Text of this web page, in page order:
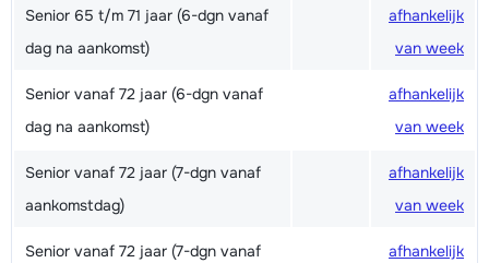
Senior 65 t/m 71 jaar (6-dgn vanaf
dag na aankomst)
afhankelijk
van week
Senior vanaf 72 jaar (6-dgn vanaf
dag na aankomst)
afhankelijk
van week
Senior vanaf 72 jaar (7-dgn vanaf
aankomstdag)
afhankelijk
van week
Senior vanaf 72 jaar (7-dgn vanaf
afhankelijk